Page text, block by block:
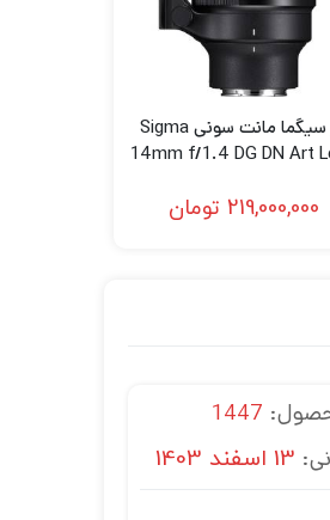
لنز سیگما مانت سونی Sigma
14mm f/1.4 DG DN Art
219,000,000 تومان
1447
13 اسفند 1403